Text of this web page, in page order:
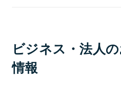
ビジネス・法人
情報